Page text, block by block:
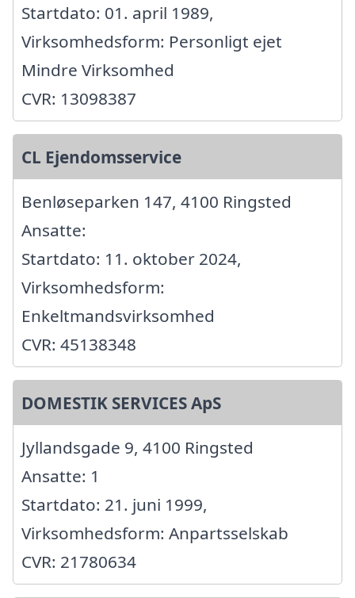
Startdato: 01. april 1989,
Virksomhedsform: Personligt ejet
Mindre Virksomhed
CVR: 13098387
CL Ejendomsservice
Benløseparken 147, 4100 Ringsted
Ansatte:
Startdato: 11. oktober 2024,
Virksomhedsform:
Enkeltmandsvirksomhed
CVR: 45138348
DOMESTIK SERVICES ApS
Jyllandsgade 9, 4100 Ringsted
Ansatte: 1
Startdato: 21. juni 1999,
Virksomhedsform: Anpartsselskab
CVR: 21780634